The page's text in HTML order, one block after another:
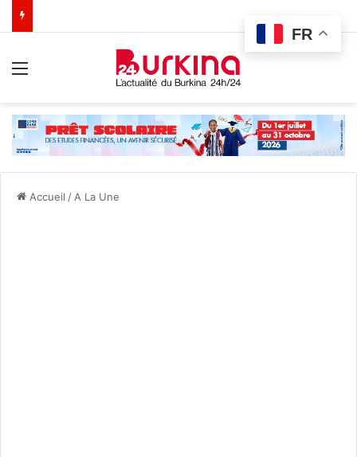
Accueil / A La Une
FR